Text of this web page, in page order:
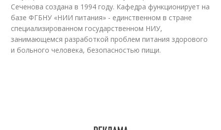
Сеченова создана в 1994 году. Кафедра функционирует на
базе ФГБНУ «НИИ питания» - единственном в стране
специализированном государственном НИУ,
занимающемся разработкой проблем питания здорового
и больного человека, безопасностью пищи.